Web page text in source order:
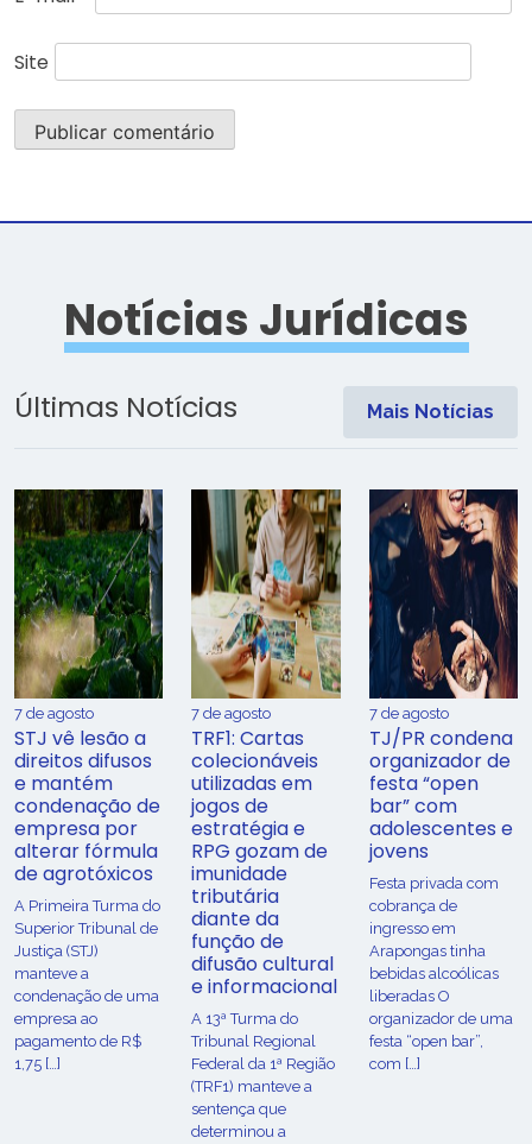
Site
Notícias Jurídicas
Últimas Notícias Mais Notícias
7 de agosto
STJ vê lesão a
direitos difusos
e mantém
condenação de
empresa por
alterar fórmula
de agrotóxicos
​A Primeira Turma do
Superior Tribunal de
Justiça (STJ)
manteve a
condenação de uma
empresa ao
pagamento de R$
1,75 […]
7 de agosto
TRF1: Cartas
colecionáveis
utilizadas em
jogos de
estratégia e
RPG gozam de
imunidade
tributária
diante da
função de
difusão cultural
e informacional
A 13ª Turma do
Tribunal Regional
Federal da 1ª Região
(TRF1) manteve a
sentença que
determinou a
7 de agosto
TJ/PR condena
organizador de
festa “open
bar” com
adolescentes e
jovens
Festa privada com
cobrança de
ingresso em
Arapongas tinha
bebidas alcoólicas
liberadas O
organizador de uma
festa “open bar”,
com […]